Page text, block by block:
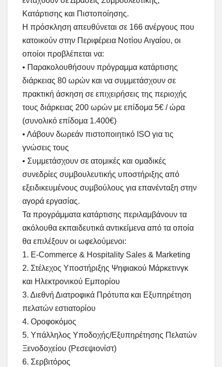
Κατάρτισης και Πιστοποίησης.
Η πρόσκληση απευθύνεται σε 166 ανέργους που
κατοικούν στην Περιφέρεια Νοτίου Αιγαίου, οι
οποίοι προβλέπεται να:
• Παρακολουθήσουν πρόγραμμα κατάρτισης
διάρκειας 80 ωρών και να συμμετάσχουν σε
πρακτική άσκηση σε επιχειρήσεις της περιοχής
τους διάρκειας 200 ωρών με επίδομα 5€ / ώρα
(συνολικό επίδομα 1.400€)
• Λάβουν δωρεάν πιστοποιητικό ISO για τις
γνώσεις τους
• Συμμετάσχουν σε ατομικές και ομαδικές
συνεδρίες συμβουλευτικής υποστήριξης από
εξειδικευμένους συμβούλους για επανένταξη στην
αγορά εργασίας.
Τα προγράμματα κατάρτισης περιλαμβάνουν τα
ακόλουθα εκπαιδευτικά αντικείμενα από τα οποία
θα επιλέξουν οι ωφελούμενοι:
1. E-Commerce & Hospitality Sales & Marketing
2. Στέλεχος Υποστήριξης Ψηφιακού Μάρκετινγκ
και Ηλεκτρονικού Εμπορίου
3. Διεθνή Διατροφικά Πρότυπα και Εξυπηρέτηση
πελατών εστιατορίου
4. Οροφοκόμος
5. Υπάλληλος Υποδοχής/Εξυπηρέτησης Πελατών
Ξενοδοχείου (Ρεσεψιονίστ)
6. Σερβιτόρος